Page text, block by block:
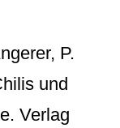
P.
und
Verlag